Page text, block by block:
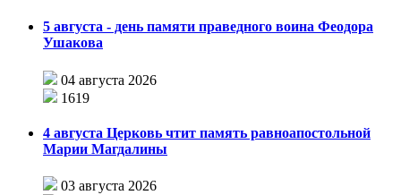
5 августа - день памяти праведного воина Феодора
Ушакова
04 августа 2026
1619
4 августа Церковь чтит память равноапостольной
Марии Магдалины
03 августа 2026